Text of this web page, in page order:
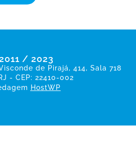
/ 2023
de Pirajá, 414, Sala 718
- CEP: 22410-002
HostWP